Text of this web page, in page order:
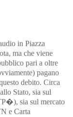
in Piazza
ma che viene
pari a oltre
pagano
debito. Circa
Stato, sia sul
sia sul mercato
e Carta